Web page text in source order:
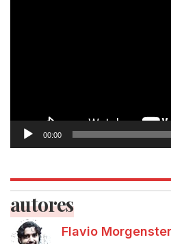
00:00
autores
Flavio